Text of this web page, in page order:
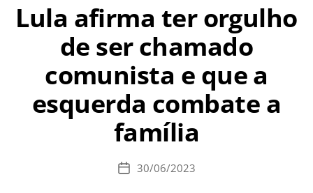
Lula afirma ter orgulho
de ser chamado
comunista e que a
esquerda combate a
família
Data30/06/2023